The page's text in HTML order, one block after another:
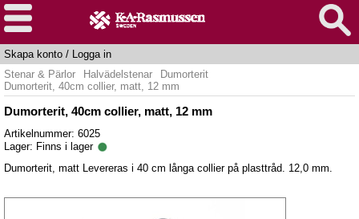
Skapa konto / Logga in
Stenar & Pärlor
Halvädelstenar
Dumorterit
Dumorterit, 40cm collier, matt, 12 mm
Dumorterit, 40cm collier, matt, 12 mm
Artikelnummer: 6025
Lager: Finns i lager
Dumorterit, matt Levereras i 40 cm långa collier på plasttråd. 12,0 mm.